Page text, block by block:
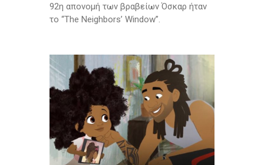
92η απονομή των βραβείων Όσκαρ ήταν
το “The Neighbors’ Window”.